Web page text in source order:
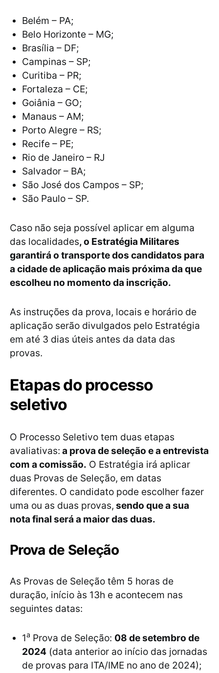
Belém – PA;
Belo Horizonte – MG;
Brasília – DF;
Campinas – SP;
Curitiba – PR;
Fortaleza – CE;
Goiânia – GO;
Manaus – AM;
Porto Alegre – RS;
Recife – PE;
Rio de Janeiro – RJ
Salvador – BA;
São José dos Campos – SP;
São Paulo – SP.
Caso não seja possível aplicar em alguma
das localidades, o Estratégia Militares
garantirá o transporte dos candidatos para
a cidade de aplicação mais próxima da que
escolheu no momento da inscrição.
As instruções da prova, locais e horário de
aplicação serão divulgados pelo Estratégia
em até 3 dias úteis antes da data das
provas.
Etapas do processo
seletivo
O Processo Seletivo tem duas etapas
avaliativas: a prova de seleção e a entrevista
com a comissão. O Estratégia irá aplicar
duas Provas de Seleção, em datas
diferentes. O candidato pode escolher fazer
uma ou as duas provas, sendo que a sua
nota final será a maior das duas.
Prova de Seleção
As Provas de Seleção têm 5 horas de
duração, início às 13h e acontecem nas
seguintes datas:
1a Prova de Seleção: 08 de setembro de
2024 (data anterior ao início das jornadas
de provas para ITA/IME no ano de 2024);